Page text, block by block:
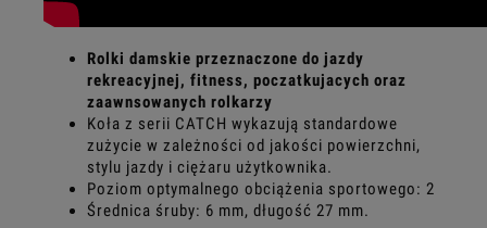
Rolki damskie przeznaczone do jazdy
rekreacyjnej, fitness, poczatkujacych oraz
zaawnsowanych rolkarzy
Koła z serii CATCH wykazują standardowe
zużycie w zależności od jakości powierzchni,
stylu jazdy i ciężaru użytkownika.
Poziom optymalnego obciążenia sportowego: 2
Średnica śruby: 6 mm, długość 27 mm.